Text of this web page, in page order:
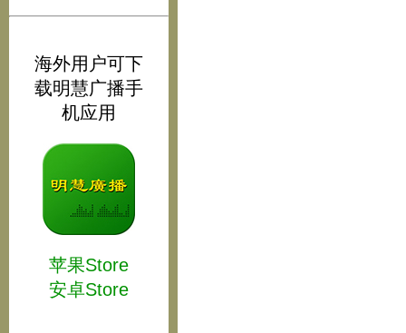
海外用户可下
载明慧广播手
机应用
苹果Store
安卓Store